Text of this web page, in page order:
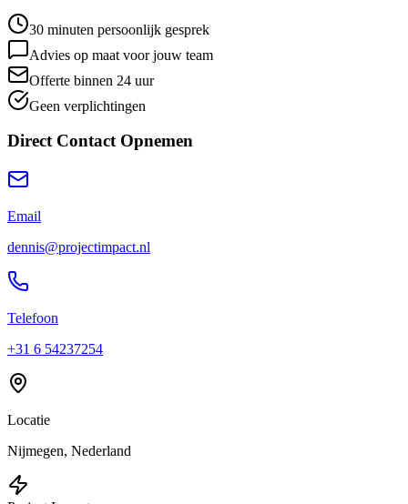
30 minuten persoonlijk gesprek
Advies op maat voor jouw team
Offerte binnen 24 uur
Geen verplichtingen
Direct Contact Opnemen
Email
dennis@projectimpact.nl
Telefoon
+31 6 54237254
Locatie
Nijmegen, Nederland